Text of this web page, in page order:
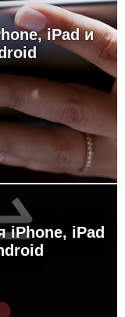
iPad и
iPhone, iPad